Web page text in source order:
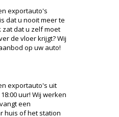
exportauto's
dat u nooit meer te
zat dat u zelf moet
de vloer krijgt? Wij
op uw auto!
exportauto's uit
uur! Wij werken
een
huis of het station